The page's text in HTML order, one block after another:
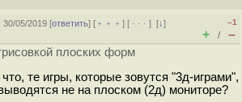
30/05/2019 [ответить] [ ﹢﹢﹢] [ · · ·][↓]
–1
+ / –
плоских форм
те игры, которые зовутся "3д-играми",
не на плоском (2д) мониторе?